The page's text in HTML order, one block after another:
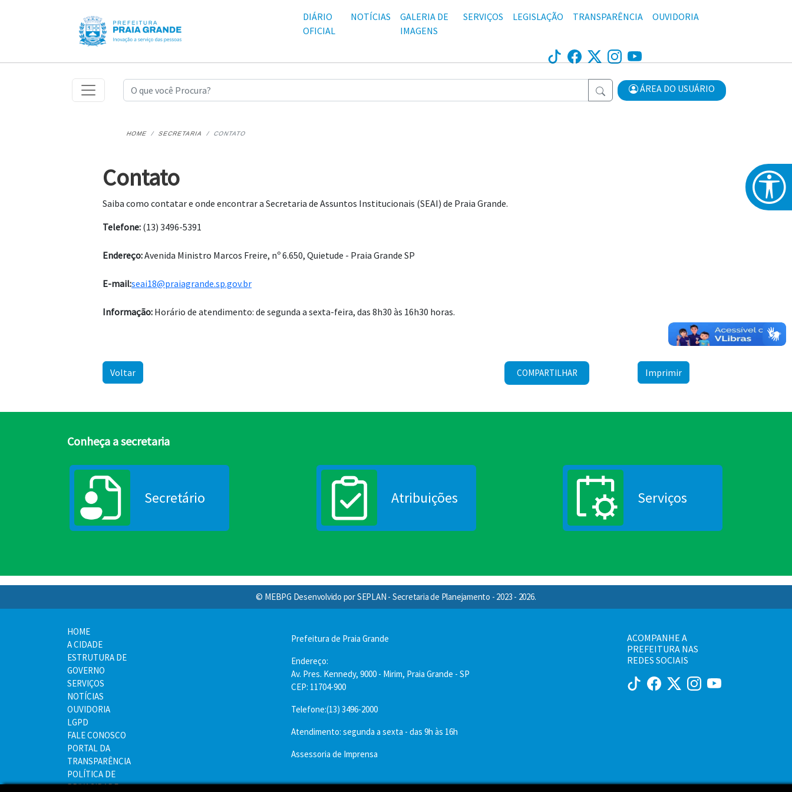
DIÁRIO
OFICIAL
NOTÍCIAS
GALERIA DE
IMAGENS
SERVIÇOS LEGISLAÇÃO TRANSPARÊNCIA OUVIDORIA
ÁREA DO USUÁRIO
HOME SECRETARIA CONTATO
Contato
Saiba como contatar e onde encontrar a Secretaria de Assuntos Institucionais (SEAI) de Praia Grande.
Telefone: (13) 3496-5391
Endereço:Avenida Ministro Marcos Freire, nº 6.650, Quietude - Praia Grande SP
E-mail:seai18@praiagrande.sp.gov.br
Informação: Horário de atendimento: de segunda a sexta-feira, das 8h30 às 16h30 horas.
Voltar COMPARTILHAR Imprimir
Conheça a secretaria
Secretário Atribuições Serviços
© MEBPG Desenvolvido por SEPLAN - Secretaria de Planejamento - 2023 - 2026.
HOME
A CIDADE
ESTRUTURA DE
GOVERNO
SERVIÇOS
NOTÍCIAS
OUVIDORIA
LGPD
FALE CONOSCO
PORTAL DA
TRANSPARÊNCIA
POLÍTICA DE
PRIVACIDADE
Prefeitura de Praia Grande
Endereço:
Av. Pres. Kennedy, 9000 - Mirim, Praia Grande - SP
CEP: 11704-900
Telefone:(13) 3496-2000
Atendimento: segunda a sexta - das 9h às 16h
Assessoria de Imprensa
ACOMPANHE A
PREFEITURA NAS
REDES SOCIAIS